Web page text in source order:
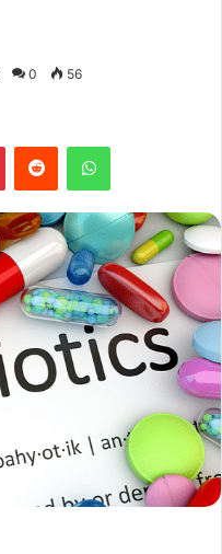
0 56
PinterestReddit WhatsApp